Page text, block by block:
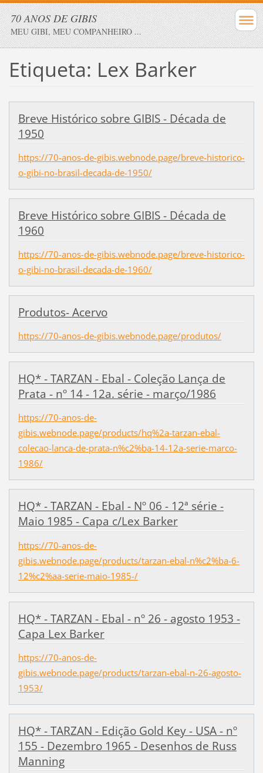
70 ANOS DE GIBIS
MEU GIBI, MEU COMPANHEIRO ...
Etiqueta: Lex Barker
Breve Histórico sobre GIBIS - Década de
1950
https://70-anos-de-gibis.webnode.page/breve-historico-
o-gibi-no-brasil-decada-de-1950/
Breve Histórico sobre GIBIS - Década de
1960
https://70-anos-de-gibis.webnode.page/breve-historico-
o-gibi-no-brasil-decada-de-1960/
Produtos- Acervo
https://70-anos-de-gibis.webnode.page/produtos/
HQ* - TARZAN - Ebal - Coleção Lança de
Prata - nº 14 - 12a. série - março/1986
https://70-anos-de-
gibis.webnode.page/products/hq%2a-tarzan-ebal-
colecao-lanca-de-prata-n%c2%ba-14-12a-serie-marco-
1986/
HQ* - TARZAN - Ebal - Nº 06 - 12ª série -
Maio 1985 - Capa c/Lex Barker
https://70-anos-de-
gibis.webnode.page/products/tarzan-ebal-n%c2%ba-6-
12%c2%aa-serie-maio-1985-/
HQ* - TARZAN - Ebal - nº 26 - agosto 1953 -
Capa Lex Barker
https://70-anos-de-
gibis.webnode.page/products/tarzan-ebal-n-26-agosto-
1953/
HQ* - TARZAN - Edição Gold Key - USA - nº
155 - Dezembro 1965 - Desenhos de Russ
Manning